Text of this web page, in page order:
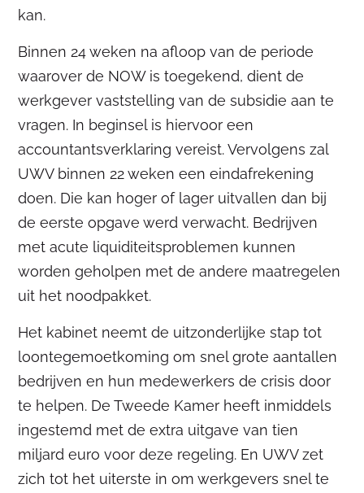
kan.
Binnen 24 weken na afloop van de periode
waarover de NOW is toegekend, dient de
werkgever vaststelling van de subsidie aan te
vragen. In beginsel is hiervoor een
accountantsverklaring vereist. Vervolgens zal
UWV binnen 22 weken een eindafrekening
doen. Die kan hoger of lager uitvallen dan bij
de eerste opgave werd verwacht. Bedrijven
met acute liquiditeitsproblemen kunnen
worden geholpen met de andere maatregelen
uit het noodpakket.
Het kabinet neemt de uitzonderlijke stap tot
loontegemoetkoming om snel grote aantallen
bedrijven en hun medewerkers de crisis door
te helpen. De Tweede Kamer heeft inmiddels
ingestemd met de extra uitgave van tien
miljard euro voor deze regeling. En UWV zet
zich tot het uiterste in om werkgevers snel te